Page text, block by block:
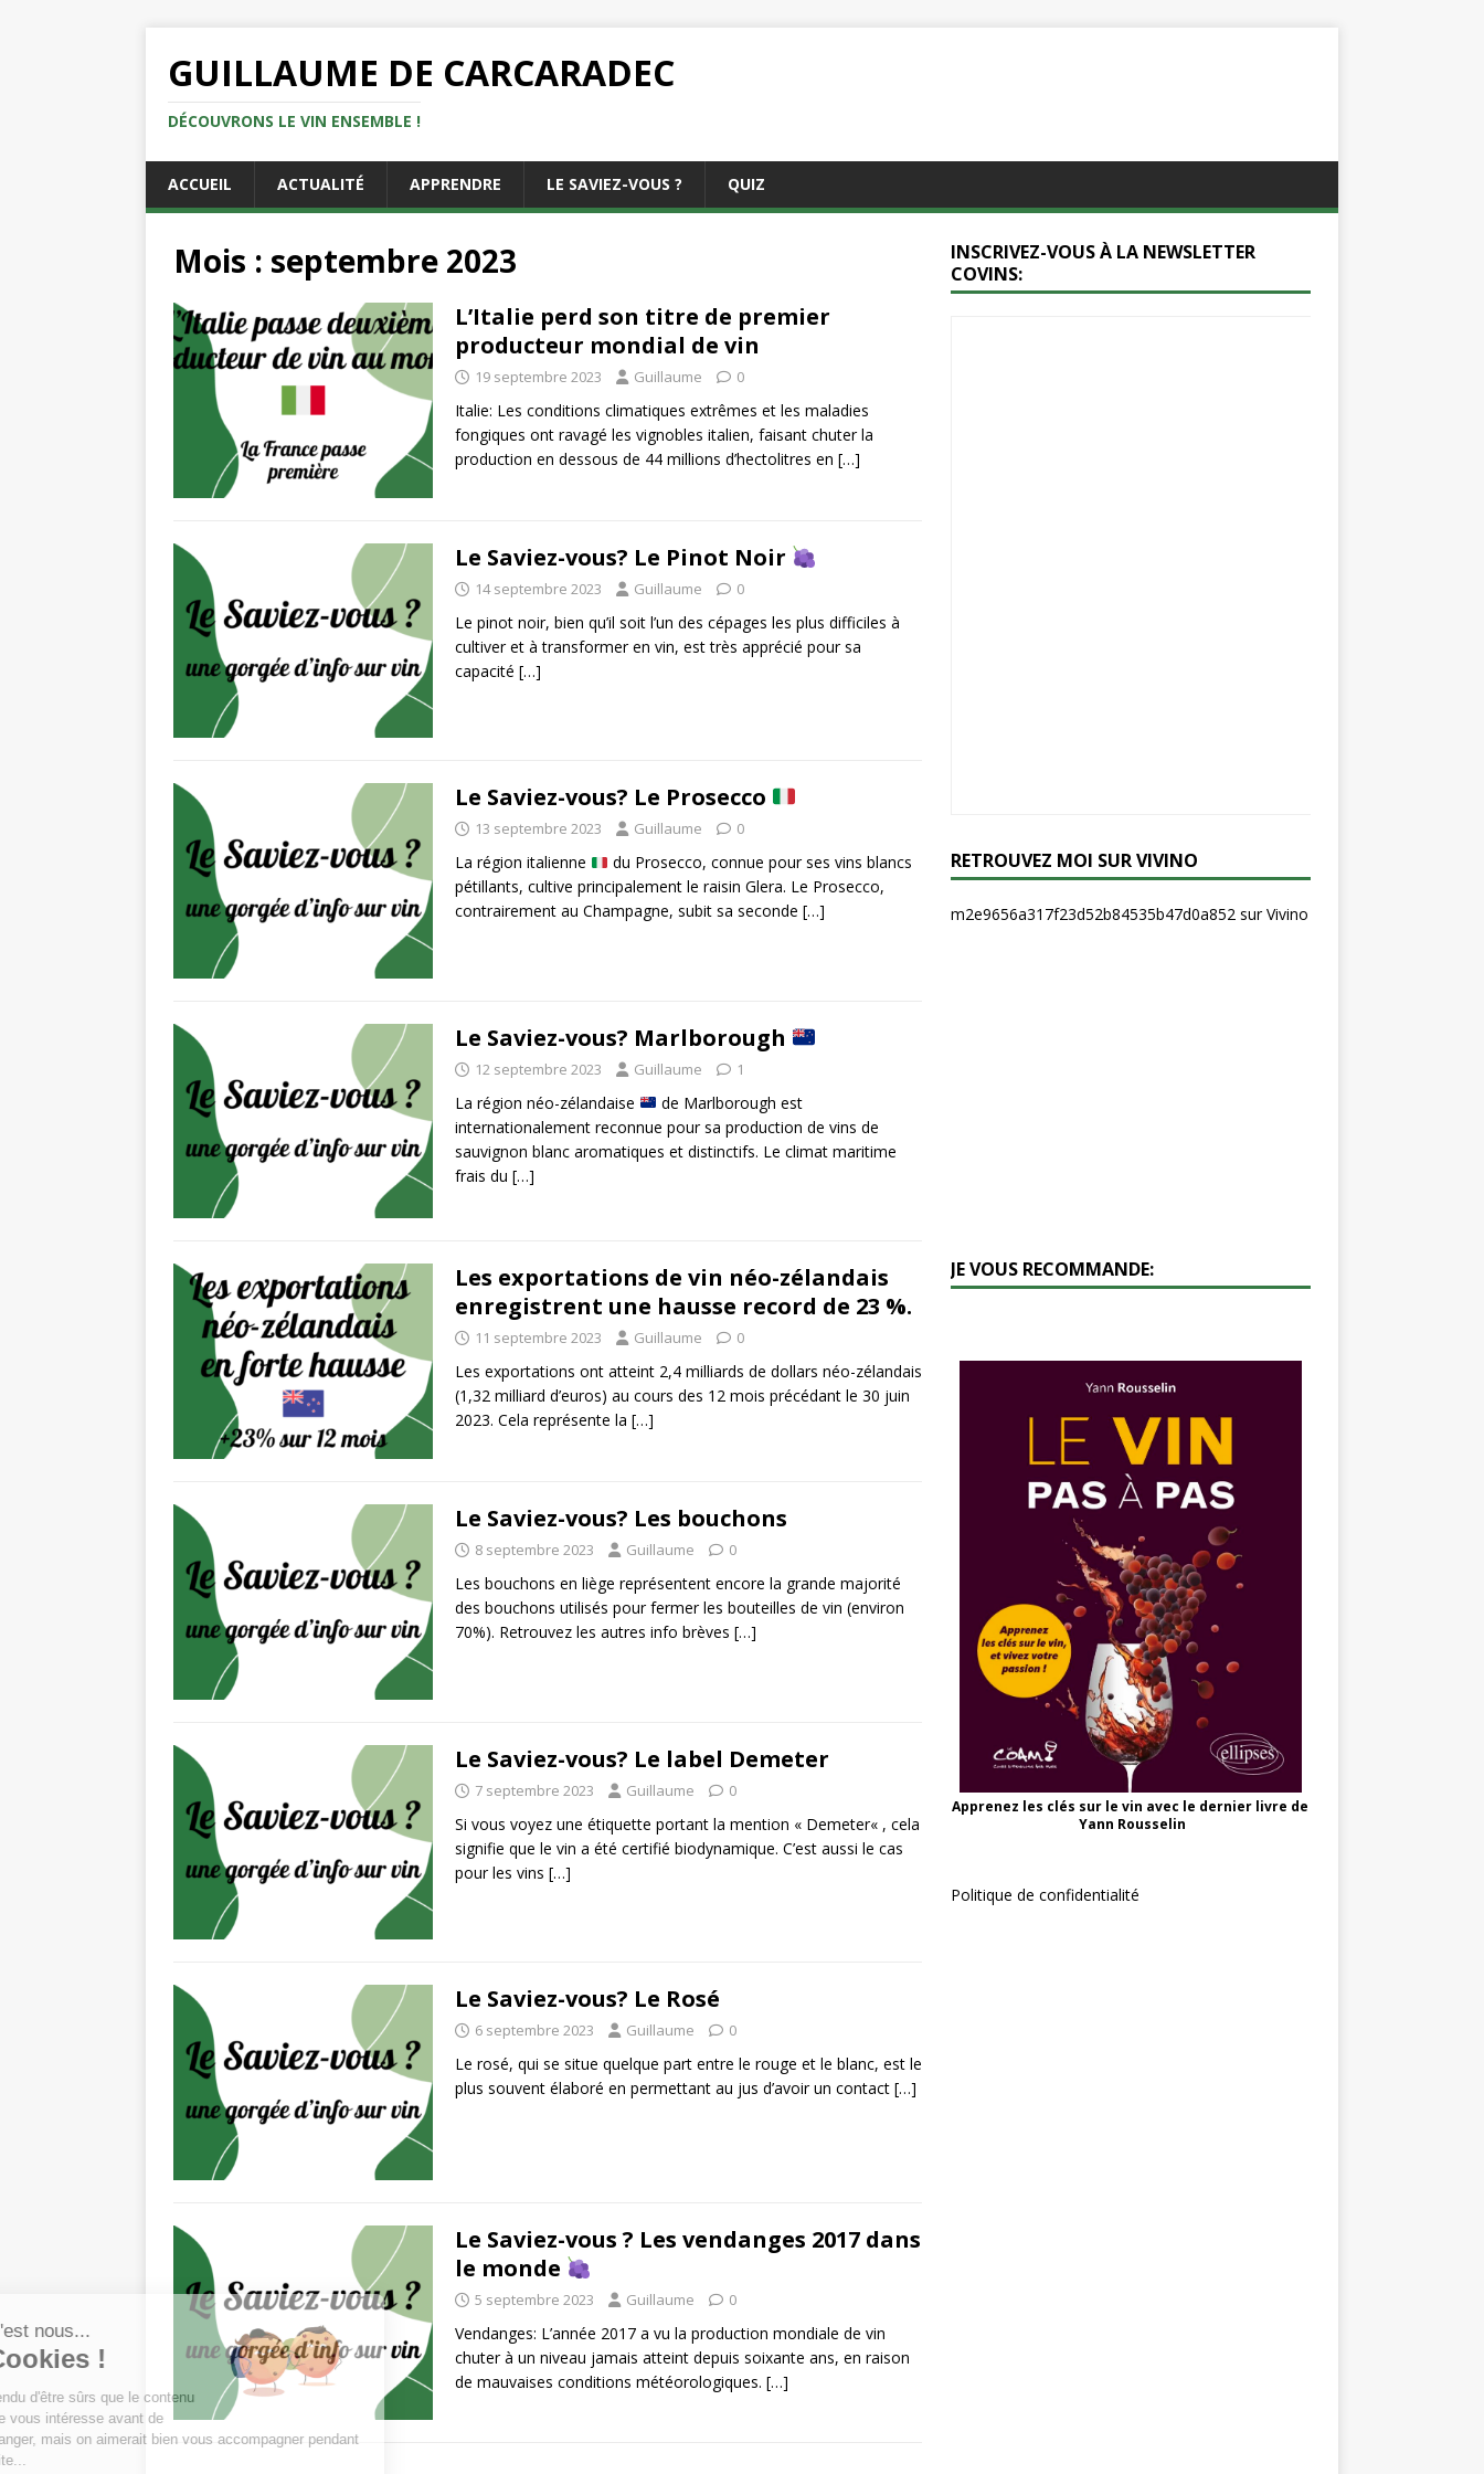
GUILLAUME DE CARCARADEC
DÉCOUVRONS LE VIN ENSEMBLE !
ACCUEIL ACTUALITÉ APPRENDRE LE SAVIEZ-VOUS ? QUIZ
Mois : septembre 2023
L’Italie perd son titre de premier
producteur mondial de vin
19 septembre 2023 Guillaume 0
Italie: Les conditions climatiques extrêmes et les maladies
fongiques ont ravagé les vignobles italien, faisant chuter la
production en dessous de 44 millions d’hectolitres en […]
Le Saviez-vous? Le Pinot Noir
14 septembre 2023 Guillaume 0
Le pinot noir, bien qu’il soit l’un des cépages les plus difficiles à
cultiver et à transformer en vin, est très apprécié pour sa
capacité […]
Le Saviez-vous? Le Prosecco
13 septembre 2023 Guillaume 0
La région italienne
du Prosecco, connue pour ses vins blancs
pétillants, cultive principalement le raisin Glera. Le Prosecco,
contrairement au Champagne, subit sa seconde […]
Le Saviez-vous? Marlborough
12 septembre 2023 Guillaume 1
La région néo-zélandaise
de Marlborough est
internationalement reconnue pour sa production de vins de
sauvignon blanc aromatiques et distinctifs. Le climat maritime
frais du […]
Les exportations de vin néo-zélandais
enregistrent une hausse record de 23 %.
11 septembre 2023 Guillaume 0
Les exportations ont atteint 2,4 milliards de dollars néo-zélandais
(1,32 milliard d’euros) au cours des 12 mois précédant le 30 juin
2023. Cela représente la […]
Le Saviez-vous? Les bouchons
8 septembre 2023 Guillaume 0
Les bouchons en liège représentent encore la grande majorité
des bouchons utilisés pour fermer les bouteilles de vin (environ
70%). Retrouvez les autres info brèves […]
Le Saviez-vous? Le label Demeter
7 septembre 2023 Guillaume 0
Si vous voyez une étiquette portant la mention « Demeter« , cela
signifie que le vin a été certifié biodynamique. C’est aussi le cas
pour les vins […]
Le Saviez-vous? Le Rosé
6 septembre 2023 Guillaume 0
Le rosé, qui se situe quelque part entre le rouge et le blanc, est le
plus souvent élaboré en permettant au jus d’avoir un contact […]
Le Saviez-vous ? Les vendanges 2017 dans
le monde
5 septembre 2023 Guillaume 0
Vendanges: L’année 2017 a vu la production mondiale de vin
chuter à un niveau jamais atteint depuis soixante ans, en raison
de mauvaises conditions météorologiques. […]
INSCRIVEZ-VOUS À LA NEWSLETTER
COVINS:
RETROUVEZ MOI SUR VIVINO
m2e9656a317f23d52b84535b47d0a852 sur Vivino
JE VOUS RECOMMANDE:
Apprenez les clés sur le vin avec le dernier livre de
Yann Rousselin
Politique de confidentialité
Salut c'est nous...
les Cookies !
On a attendu d'être sûrs que le contenu
de ce site vous intéresse avant de
vous déranger, mais on aimerait bien vous accompagner pendant